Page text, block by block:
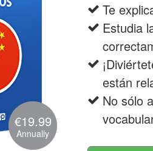
€19.99
Annually
Te
Estudia
están
No sólo